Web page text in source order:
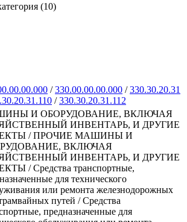
(10)
/330.00.00.00.000 /330.30.20.31
/330.30.20.31.112
И ОБОРУДОВАНИЕ, ВКЛЮЧАЯ
ИНВЕНТАРЬ, И ДРУГИЕ
/ ПРОЧИЕ МАШИНЫ И
ВКЛЮЧАЯ
ИНВЕНТАРЬ, И ДРУГИЕ
/ Средства транспортные,
для технического
или ремонта железнодорожных
путей / Средства
предназначенные для